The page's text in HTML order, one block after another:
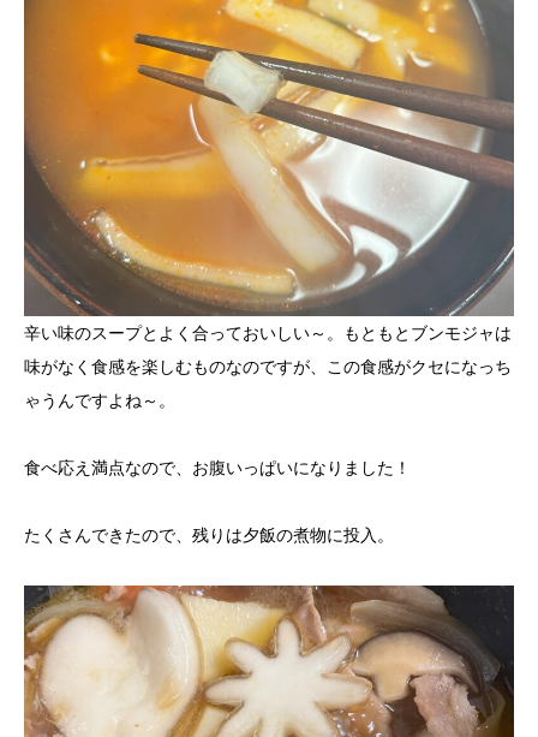
辛い味のスープとよく合っておいしい～。もともとブンモジャは
味がなく食感を楽しむものなのですが、この食感がクセになっち
ゃうんですよね～。
食べ応え満点なので、お腹いっぱいになりました！
たくさんできたので、残りは夕飯の煮物に投入。